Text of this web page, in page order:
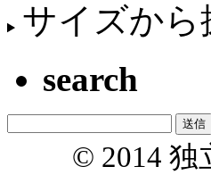
サイズから
search
© 2014 独